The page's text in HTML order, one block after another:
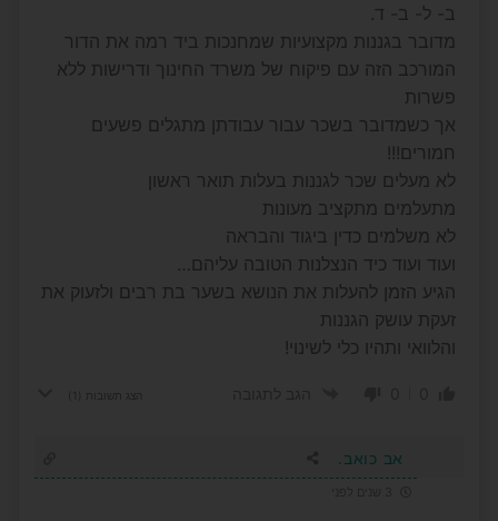
ב- ל- ב- ד.
מדובר בגננות מקצועיות שמחנכות ביד רמה את הדור
המורכב הזה עם פיקוח של משרד החינוך ודרישות ללא
פשרות
אך כשמדובר בשכר עבור עבודתן מתגלים פשעים
חמורים!!!
לא מעלים שכר לגננות בעלות תואר ראשון
מתעלמים מתקציב מעונות
לא משלמים כדין ביגוד והבראה
ועוד ועוד כיד הנצלנות הטובה עליהם…
הגיע הזמן להעלות את הנושא בשער בת רבים ולזעוק את
זעקת עושק הגננות
והלוואי ותהיו כלי לשינוי!
הצג תשובות
אב כואב.